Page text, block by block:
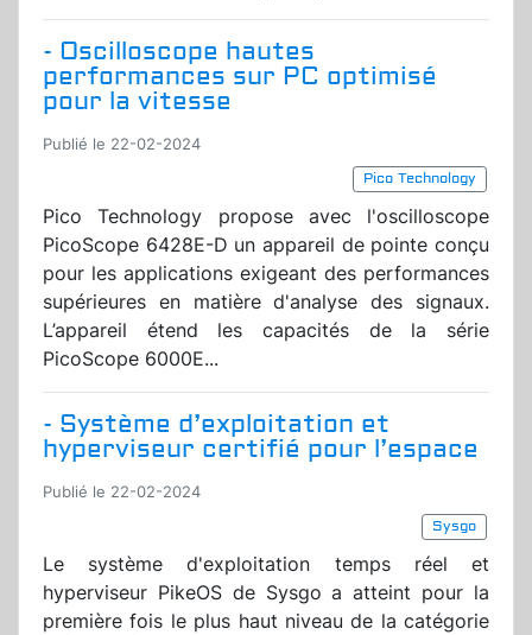
- Oscilloscope hautes
performances sur PC optimisé
pour la vitesse
Publié le 22-02-2024
Pico Technology
Pico Technology propose avec l'oscilloscope
PicoScope 6428E-D un appareil de pointe conçu
pour les applications exigeant des performances
supérieures en matière d'analyse des signaux.
L’appareil étend les capacités de la série
PicoScope 6000E...
- Système d’exploitation et
hyperviseur certifié pour l’espace
Publié le 22-02-2024
Sysgo
Le système d'exploitation temps réel et
hyperviseur PikeOS de Sysgo a atteint pour la
première fois le plus haut niveau de la catégorie